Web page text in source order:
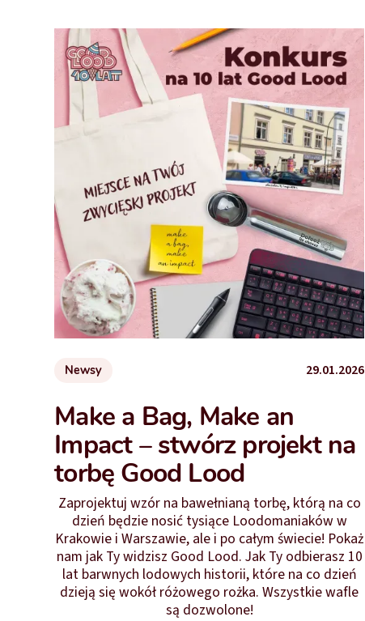
Newsy 29.01.2026
Make a Bag, Make an
Impact – stwórz projekt na
torbę Good Lood
Zaprojektuj wzór na bawełnianą torbę, którą na co
dzień będzie nosić tysiące Loodomaniaków w
Krakowie i Warszawie, ale i po całym świecie! Pokaż
nam jak Ty widzisz Good Lood. Jak Ty odbierasz 10
lat barwnych lodowych historii, które na co dzień
dzieją się wokół różowego rożka. Wszystkie wafle
są dozwolone!